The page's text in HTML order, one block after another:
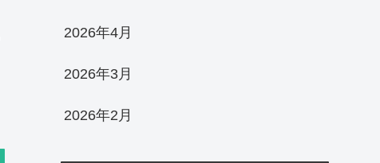
2026年4月
2026年3月
2026年2月